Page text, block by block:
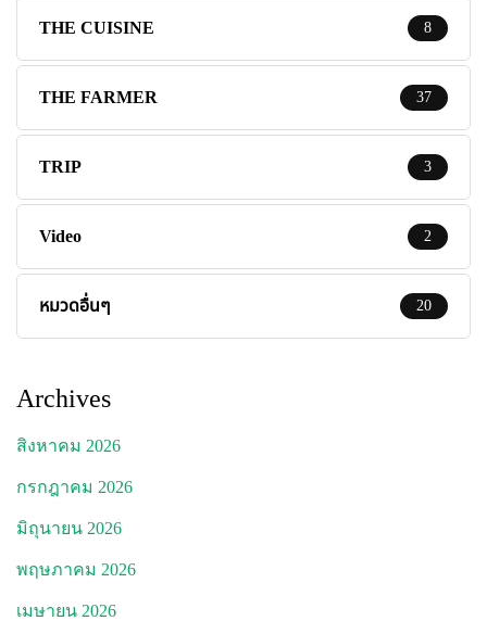
THE CUISINE 8
THE FARMER 37
TRIP 3
Video 2
หมวดอื่นๆ 20
Archives
สิงหาคม 2026
กรกฎาคม 2026
มิถุนายน 2026
พฤษภาคม 2026
เมษายน 2026